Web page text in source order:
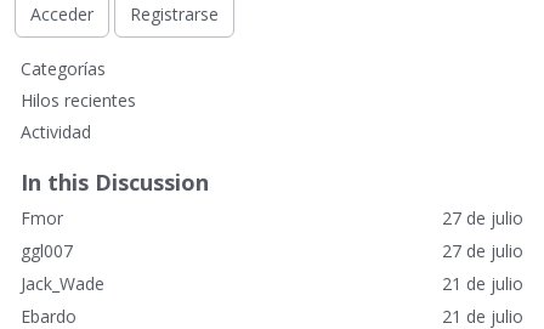
Acceder
Registrarse
E
n
a
c
e
s
r
á
p
Categorías
Hilos recientes
Actividad
In this Discussion
27 de julio
Fmor
27 de julio
ggl007
21 de julio
Jack_Wade
21 de julio
Ebardo